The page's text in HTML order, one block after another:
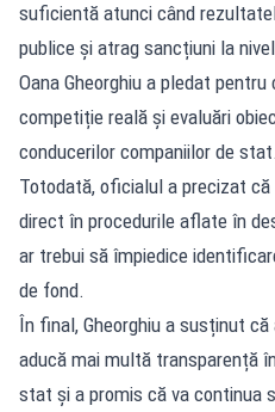
suficientă atunci când
publice și atrag sancțiuni la
Oana Gheorghiu a pledat
competiție reală și evaluări
conducerilor companiilor de stat.
Totodată, oficialul a precizat
direct în procedurile aflate în
ar trebui să împiedice
de fond.
În final, Gheorghiu a susținut
aducă mai multă transparență
stat și a promis că va continua